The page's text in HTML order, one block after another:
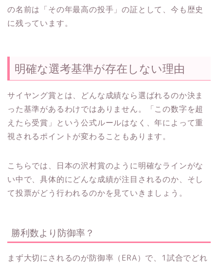
の名前は「その年最高の投手」の証として、今も歴史
に残っています。
明確な選考基準が存在しない理由
サイヤング賞とは、どんな成績なら選ばれるのか決ま
った基準があるわけではありません。「この数字を超
えたら受賞」という公式ルールはなく、年によって重
視されるポイントが変わることもあります。
こちらでは、日本の沢村賞のように明確なラインがな
い中で、具体的にどんな成績が注目されるのか、そし
て投票がどう行われるのかを見ていきましょう。
勝利数より防御率？
まず大切にされるのが防御率（ERA）で、1試合でどれ